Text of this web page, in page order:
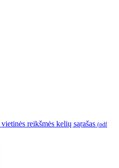
vietinės reikšmės kelių sąrašas (pdf